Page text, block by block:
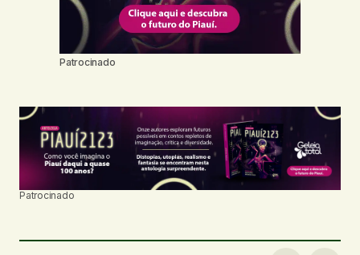
Patrocinado
Patrocinado